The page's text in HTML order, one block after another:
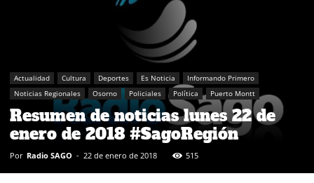
Actualidad Cultura Deportes Es Noticia
Informando Primero
Noticias Regionales
Osorno Policiales Política Puerto Montt
Resumen de noticias lunes 22 de
enero de 2018 #SagoRegión
Por Radio SAGO - 22 de enero de 2018 515